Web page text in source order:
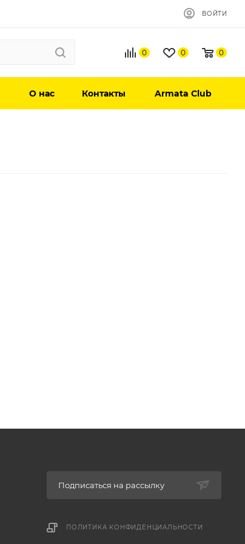
ВОЙТИ
0 0 0
О нас Контакты Armata Club
Подписаться на рассылку
ПОЛИТИКА КОНФИДЕНЦИАЛЬНОСТИ